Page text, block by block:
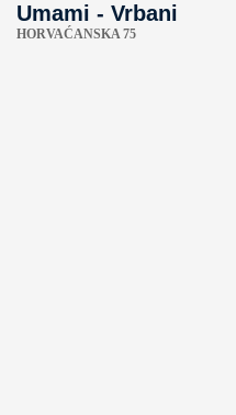
Umami - Vrbani
HORVAĆANSKA 75